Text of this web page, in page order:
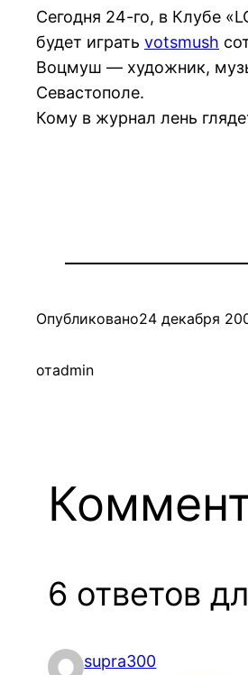
Сегодня 24-го, в Клубе
будет играть votsmush
Воцмуш — художник,
Севастополе.
Кому в журнал лень
Опубликовано24 декабря
отadmin
6 ответов
supra300